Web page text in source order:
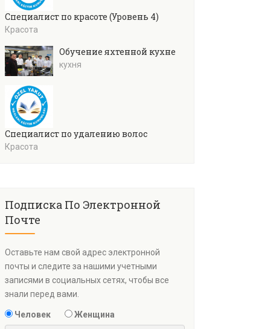
Специалист по красоте (Уровень 4)
Красота
Обучение яхтенной кухне
кухня
Специалист по удалению волос
Красота
Подписка По Электронной
Почте
Оставьте нам свой адрес электронной
почты и следите за нашими учетными
записями в социальных сетях, чтобы все
знали перед вами.
Человек Женщина